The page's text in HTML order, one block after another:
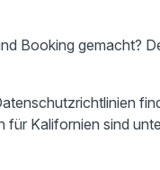
Booking gemacht?
für Kalifornien sind